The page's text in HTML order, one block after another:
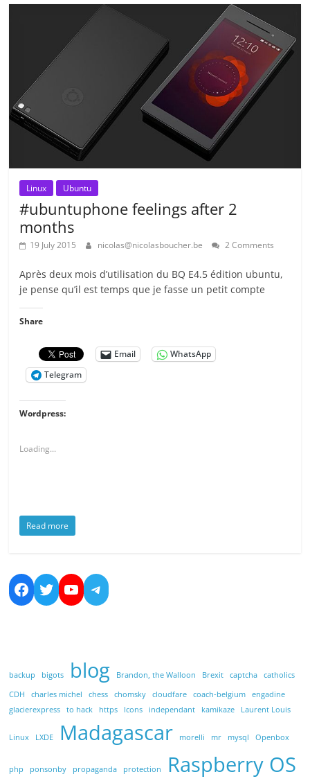
Linux Ubuntu
#ubuntuphone feelings after 2
months
19 July 2015 nicolas@nicolasboucher.be 2 Comments
Après deux mois d’utilisation du BQ E4.5 édition ubuntu,
je pense qu’il est temps que je fasse un petit compte
Share
Email
WhatsApp
Telegram
Wordpress:
Loading...
Read more
https://www.facebook.com/
https://twitter.com/
https://www.youtube.com/
https://t.me/NicolasBoucher
backup bigots blog Brandon, the Walloon Brexit captcha
catholics
CDH
charles michel chess chomsky cloudfare coach-belgium
engadine
glacierexpress
to hack https Icons independant kamikaze Laurent Louis
Linux LXDE Madagascar morelli mr mysql Openbox
php ponsonby propaganda protection
Raspberry OS